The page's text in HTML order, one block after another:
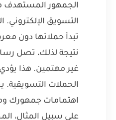
الجمهور المستهدف
التسويق الإلكتروني.
تبدأ حملاتها دون
نتيجة لذلك، تصل
غير مهتمين. هذا
الحملات
اهتمامات جمهورك
على سبيل المثال،